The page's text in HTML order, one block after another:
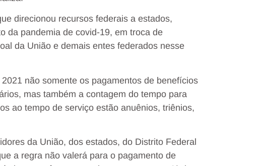
direcionou recursos federais a estados,
da pandemia de covid-19, em troca de
da União e demais entes federados nesse
não somente os pagamentos de benefícios
mas também a contagem do tempo para
ao tempo de serviço estão anuênios, triênios,
da União, dos estados, do Distrito Federal
a regra não valerá para o pagamento de